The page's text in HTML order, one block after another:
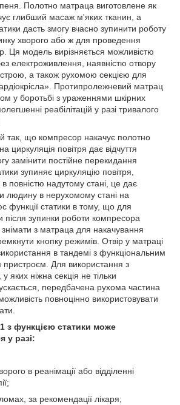
Полотно матраца виготовлене як
глибший масаж м'яких тканин, а
дасть змогу вчасно зупинити роботу
хворого або ж для проведення
Ця модель вирізняється можливістю
електроживлення, наявністю отвору
а також рухомою секцією для
Протипролежневий матрац
у боротьбі з ураженнями шкірних
реабілітацій у разі тривалого
так, що компресор накачує полотно
циркуляція повітря дає відчуття
замінити постійне перекидання
зупиняє циркуляцію повітря,
повністю надутому стані, це дає
людину в нерухомому стані на
функції статики в тому, що для
зупинки роботи компресора
з матраца для накачування
кнопку режимів. Отвір у матраці
в тандемі з функціональним
пристроєм. Для використання з
яких ніжна секція не тільки
передбачена рухома частина
повноцінно використовувати
з функцією статики може
у разі:
в реанімації або відділенні
за рекомендації лікаря;